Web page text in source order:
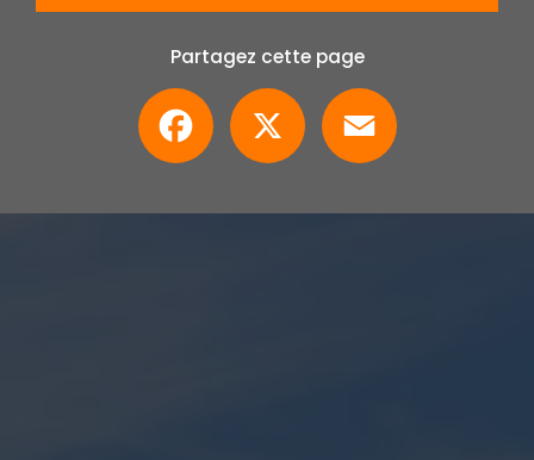
Partagez cette page
Facebook